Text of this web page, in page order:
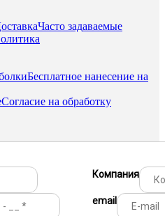
Часто задаваемые
Бесплатное нанесение на
Согласие на обработку
Компания
email